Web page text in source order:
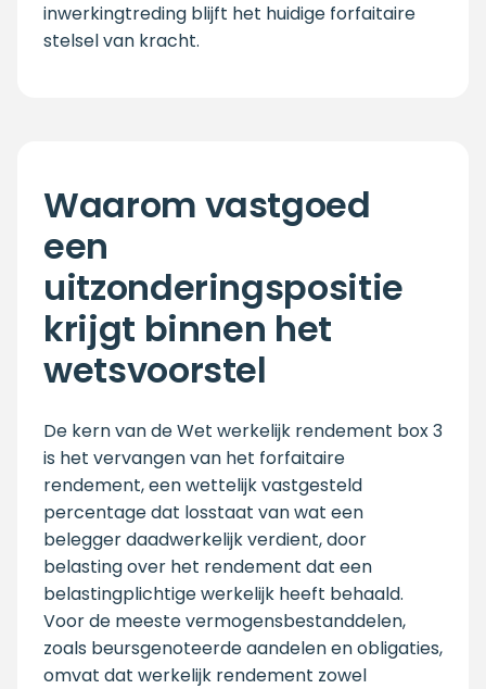
inwerkingtreding blijft het huidige forfaitaire
stelsel van kracht.
Waarom vastgoed
een
uitzonderingspositie
krijgt binnen het
wetsvoorstel
De kern van de Wet werkelijk rendement box 3
is het vervangen van het forfaitaire
rendement, een wettelijk vastgesteld
percentage dat losstaat van wat een
belegger daadwerkelijk verdient, door
belasting over het rendement dat een
belastingplichtige werkelijk heeft behaald.
Voor de meeste vermogensbestanddelen,
zoals beursgenoteerde aandelen en obligaties,
omvat dat werkelijk rendement zowel